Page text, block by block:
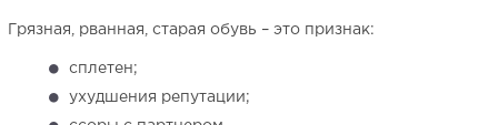
Грязная, рванная, старая обувь – это признак:
сплетен;
ухудшения репутации;